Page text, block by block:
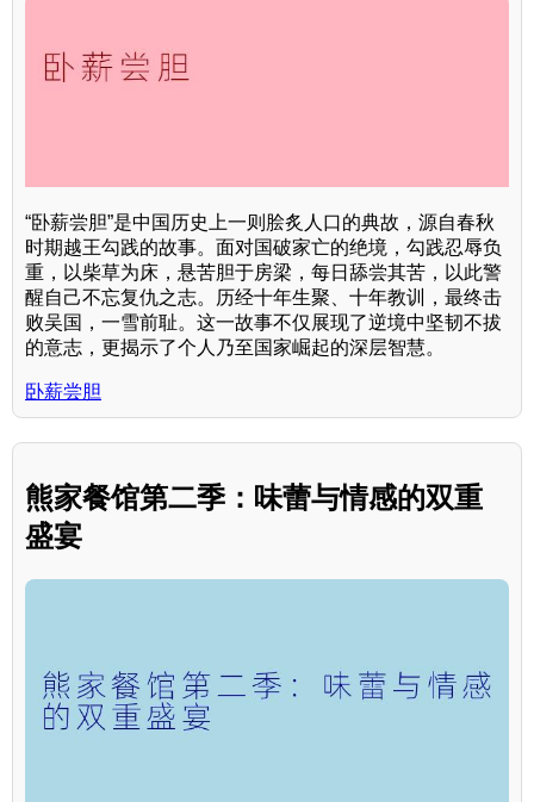
“卧薪尝胆”是中国历史上一则脍炙人口的典故，源自春秋
时期越王勾践的故事。面对国破家亡的绝境，勾践忍辱负
重，以柴草为床，悬苦胆于房梁，每日舔尝其苦，以此警
醒自己不忘复仇之志。历经十年生聚、十年教训，最终击
败吴国，一雪前耻。这一故事不仅展现了逆境中坚韧不拔
的意志，更揭示了个人乃至国家崛起的深层智慧。
卧薪尝胆
熊家餐馆第二季：味蕾与情感的双重
盛宴